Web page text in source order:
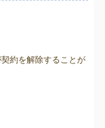
約を解除することが